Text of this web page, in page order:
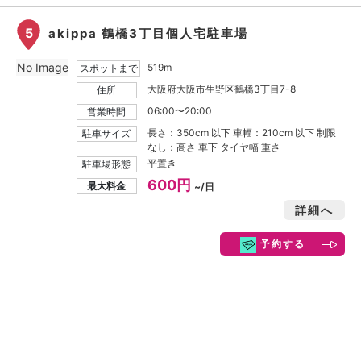
5 akippa 鶴橋3丁目個人宅駐車場
スポットまで
519m
住所
大阪府大阪市生野区鶴橋3丁目7-8
営業時間
06:00〜20:00
駐車サイズ
長さ：350cm 以下 車幅：210cm 以下 制限
なし：高さ 車下 タイヤ幅 重さ
駐車場形態
平置き
最大料金
600円 ~/日
詳細へ
予約する
No Image